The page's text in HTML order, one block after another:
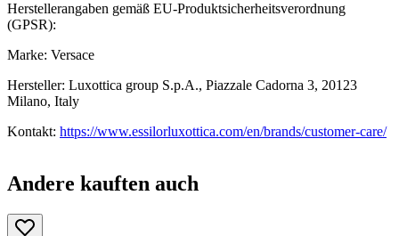
Herstellerangaben gemäß EU-Produktsicherheitsverordnung
(GPSR):
Marke: Versace
Hersteller: Luxottica group S.p.A., Piazzale Cadorna 3, 20123
Milano, Italy
Kontakt: https://www.essilorluxottica.com/en/brands/customer-care/
Andere kauften auch